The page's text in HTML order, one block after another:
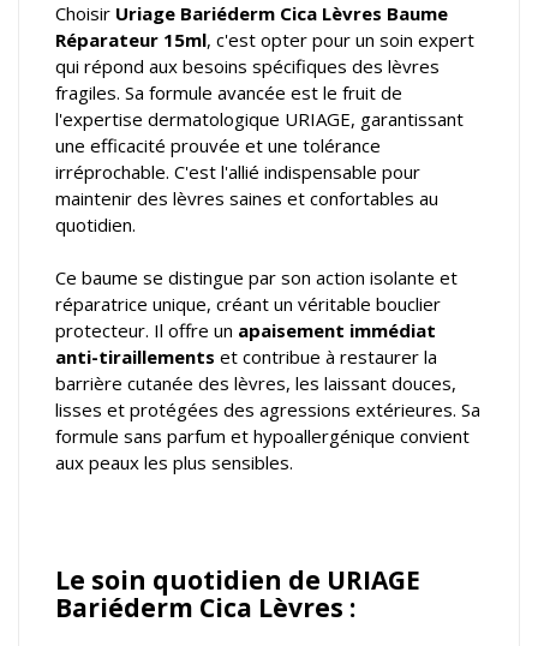
Choisir Uriage Bariéderm Cica Lèvres Baume
Réparateur 15ml, c'est opter pour un soin expert
qui répond aux besoins spécifiques des lèvres
fragiles. Sa formule avancée est le fruit de
l'expertise dermatologique URIAGE, garantissant
une efficacité prouvée et une tolérance
irréprochable. C'est l'allié indispensable pour
maintenir des lèvres saines et confortables au
quotidien.
Ce baume se distingue par son action isolante et
réparatrice unique, créant un véritable bouclier
protecteur. Il offre un apaisement immédiat
anti-tiraillements et contribue à restaurer la
barrière cutanée des lèvres, les laissant douces,
lisses et protégées des agressions extérieures. Sa
formule sans parfum et hypoallergénique convient
aux peaux les plus sensibles.
Le soin quotidien de URIAGE
Bariéderm Cica Lèvres :